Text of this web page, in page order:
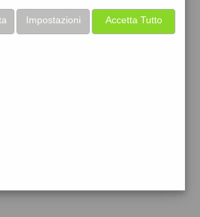
ip eni
Accetta Tutto
Impostazioni